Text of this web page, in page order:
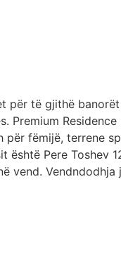
për të gjithë
Premium
për fëmijë, terrene
është Pere
vend.